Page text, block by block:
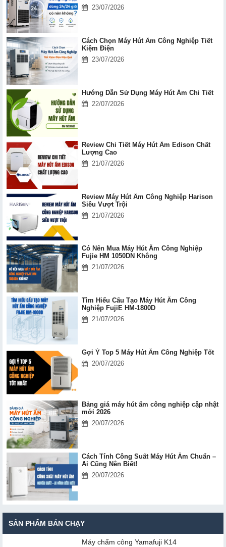
23/07/2026
Cách Chọn Máy Hút Ẩm Công Nghiệp Tiết
Kiệm Điện
23/07/2026
Hướng Dẫn Sử Dụng Máy Hút Ẩm Chi Tiết
22/07/2026
Review Chi Tiết Máy Hút Ẩm Edison Chất
Lượng Cao
21/07/2026
Review Máy Hút Ẩm Công Nghiệp Harison
Siêu Vượt Trội
21/07/2026
Có Nên Mua Máy Hút Ẩm Công Nghiệp
Fujie HM 1050DN Không
21/07/2026
Tìm Hiểu Cấu Tạo Máy Hút Ẩm Công
Nghiệp FujiE HM-1800D
21/07/2026
Gợi Ý Top 5 Máy Hút Ẩm Công Nghiệp Tốt
20/07/2026
Bảng giá máy hút ẩm công nghiệp cập nhật
mới 2026
20/07/2026
Cách Tính Công Suất Máy Hút Ẩm Chuẩn –
Ai Cũng Nên Biết!
20/07/2026
SẢN PHẨM BÁN CHẠY
Máy chấm cô​ng Yamafuji K14